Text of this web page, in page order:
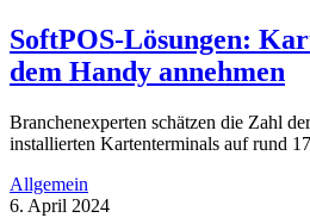
SoftPOS-Lösungen:
dem Handy annehmen
Branchenexperten schätzen die Zahl
installierten Kartenterminals auf rund
Allgemein
6. April 2024